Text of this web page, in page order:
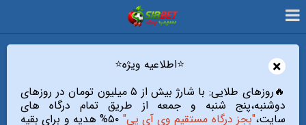
×
⭐️اطلاعیه ویژه⭐️
🔥روزهای طلایی: با شارژ بیش از ۵ میلیون تومان در روزهای
دوشنبه،پنج شنبه و جمعه از طریق تمام درگاه های
سایت،"بجز درگاه مستقیم وی آی پی"
۵۰% هدیه و برای بقیه